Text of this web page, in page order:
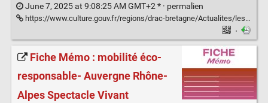
June 7, 2025 at 9:08:25 AM GMT+2 * · permalien
https://www.culture.gouv.fr/regions/drac-bretagne/Actualites/les-actes-2025-les-acteurs-culturels-bretons-se-concentrent-sur-les-transitions-ecologiques-et-sociales
·
Fiche Mémo : mobilité éco-
responsable- Auvergne Rhône-
Alpes Spectacle Vivant